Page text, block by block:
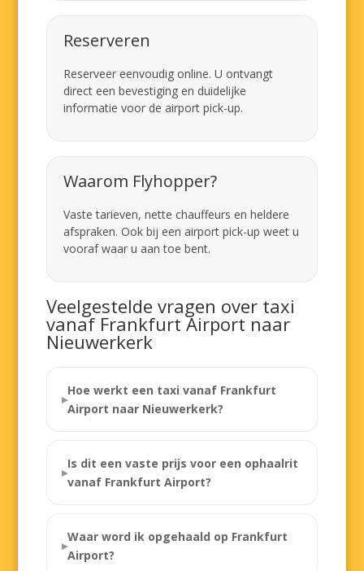
Reserveren
Reserveer eenvoudig online. U ontvangt
direct een bevestiging en duidelijke
informatie voor de airport pick-up.
Waarom Flyhopper?
Vaste tarieven, nette chauffeurs en heldere
afspraken. Ook bij een airport pick-up weet u
vooraf waar u aan toe bent.
Veelgestelde vragen over taxi
vanaf Frankfurt Airport naar
Nieuwerkerk
Hoe werkt een taxi vanaf Frankfurt
Airport naar Nieuwerkerk?
Is dit een vaste prijs voor een ophaalrit
vanaf Frankfurt Airport?
Waar word ik opgehaald op Frankfurt
Airport?